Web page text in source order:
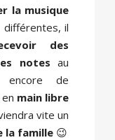
la musique
différentes, il
des
notes au
de
main libre
vite un
la famille😉